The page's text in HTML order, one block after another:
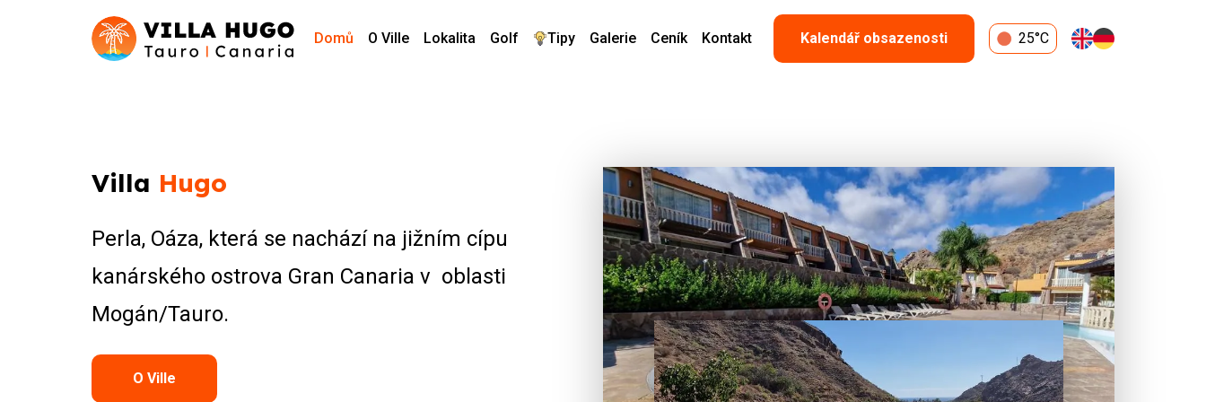
Domů O Ville Lokalita Golf Tipy Galerie Ceník Kontakt Kalendář obsazenosti 25°C
Villa Hugo
Perla, Oáza, která se nachází na jižním cípu
kanárského ostrova Gran Canaria v oblasti
Mogán/Tauro.
O Ville